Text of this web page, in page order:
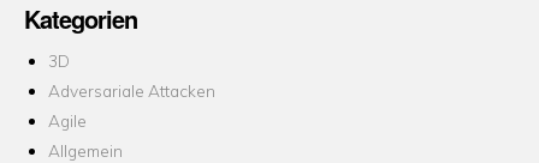
Kategorien
3D
Adversariale Attacken
Agile
Allgemein